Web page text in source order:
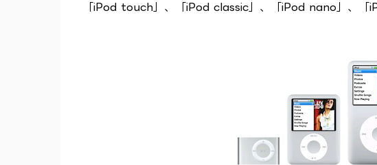
「iPod touch」、「iPod classic」、「iPod nano」、「